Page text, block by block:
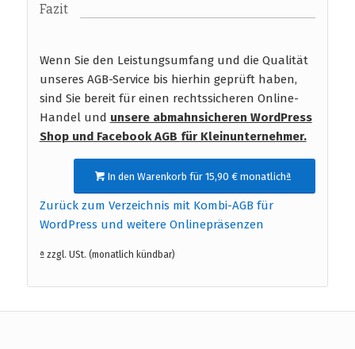
Fazit
Wenn Sie den Leistungsumfang und die Qualität
unseres AGB-Service bis hierhin geprüft haben,
sind Sie bereit für einen rechtssicheren Online-
Handel und unsere abmahnsicheren WordPress
Shop und Facebook AGB für Kleinunternehmer.
In den Warenkorb für 15,90 € monatlichª
Zurück zum Verzeichnis mit Kombi-AGB für
WordPress und weitere Onlinepräsenzen
ª zzgl. USt. (monatlich kündbar)